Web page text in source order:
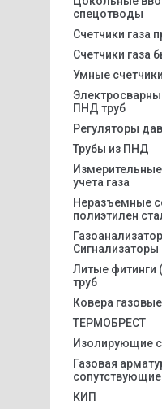
спецотводы
Счетчики
Счетчики газа
Умные
ПНД труб
Регуляторы
Трубы из ПНД
учета газа
Неразъемные
полиэтилен
Сигнализаторы
Литые
труб
Ковера газовые
ТЕРМОБРЕСТ
Изолирующие
Газовая
КИП